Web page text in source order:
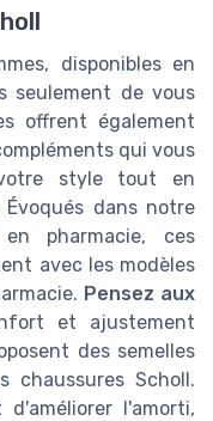
disponibles en
seulement de vous
offrent également
qui vous
style tout en
dans notre
pharmacie, ces
avec les modèles
Pensez aux
et ajustement
des semelles
chaussures Scholl.
l'amorti,